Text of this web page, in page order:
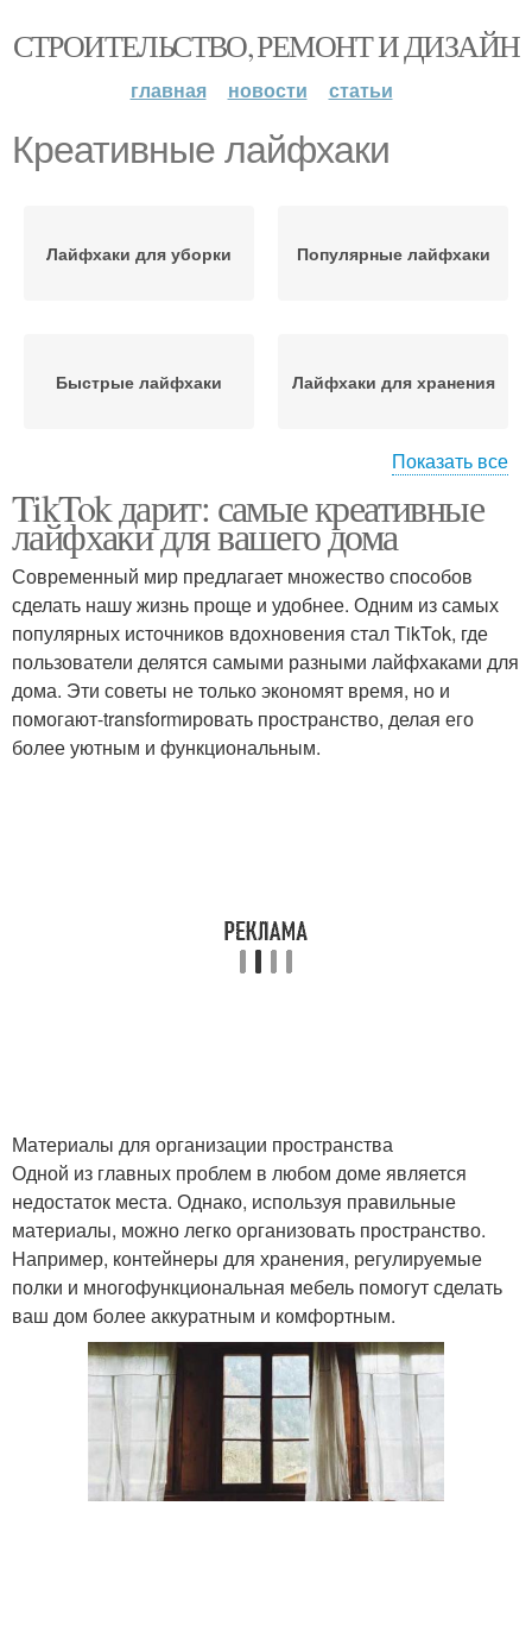
СТРОИТЕЛЬСТВО, РЕМОНТ И ДИЗАЙН
главная новости статьи
Креативные лайфхаки
Лайфхаки для уборки Популярные лайфхаки
Быстрые лайфхаки Лайфхаки для хранения
Бюджетные лайфхаки Лайфхаки для кухни
Лайфхаки для спальни Полезные лайфхаки
Показать все
TikTok дарит: самые креативные
лайфхаки для вашего дома
Современный мир предлагает множество способов
сделать нашу жизнь проще и удобнее. Одним из самых
популярных источников вдохновения стал TikTok, где
пользователи делятся самыми разными лайфхаками для
дома. Эти советы не только экономят время, но и
помогают-transformировать пространство, делая его
более уютным и функциональным.
Материалы для организации пространства
Одной из главных проблем в любом доме является
недостаток места. Однако, используя правильные
материалы, можно легко организовать пространство.
Например, контейнеры для хранения, регулируемые
полки и многофункциональная мебель помогут сделать
ваш дом более аккуратным и комфортным.